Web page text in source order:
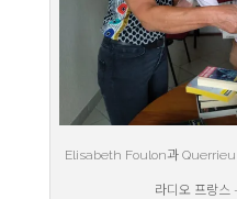
Elisabeth Foulon과
라디오 프랑스